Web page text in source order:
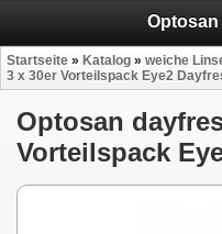
Startseite » Katalog » weiche
3 x 30er Vorteilspack Eye2
Optosan
Vorteilspack